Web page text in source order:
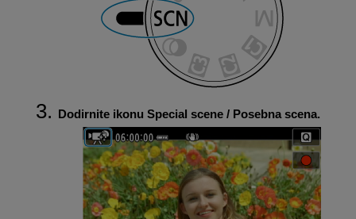
Dodirnite ikonu Special scene / Posebna scena.